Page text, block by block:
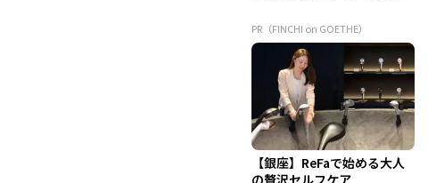
PR（FINCHI on GOETHE）
【銀座】ReFaで始める大人
の贅沢セルフケア